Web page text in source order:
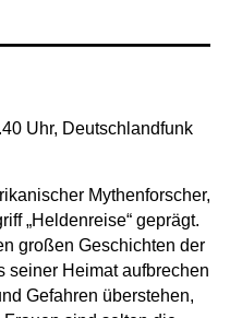
Uhr, Deutschlandfunk
Mythenforscher,
„Heldenreise“ geprägt.
großen Geschichten der
seiner Heimat aufbrechen
Gefahren überstehen,